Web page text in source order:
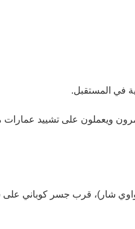
في المستقبل.
ويعملون على تشييد
شار)، قرب جسر كوباني